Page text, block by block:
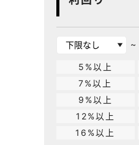
~
5%以上
7%以上
9%以上
12%以上
16%以上